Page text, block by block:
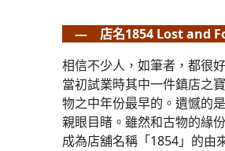
— 店名1854 Lost and
相信不少人，如筆者，都很
當初試業時其中一件鎮店之
物之中年份最早的。遺憾的
親眼目睹。雖然和古物的緣
成為店舖名稱「1854」的由